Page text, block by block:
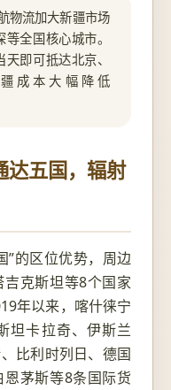
物流加大新疆市场
全国核心城市。
即可抵达北京、
成本大幅降低
达五国，辐射
”的区位优势，周边
克斯坦等8个国家
年以来，喀什徕宁
坦卡拉奇、伊斯兰
比利时列日、德国
茅斯等8条国际货